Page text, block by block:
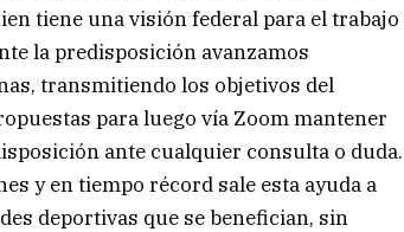
tiene una visión federal para el trabajo
la predisposición avanzamos
transmitiendo los objetivos del
para luego vía Zoom mantener
ante cualquier consulta o duda.
y en tiempo récord sale esta ayuda a
deportivas que se benefician, sin